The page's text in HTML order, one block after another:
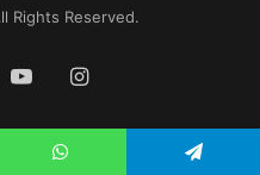
Rights Reserved.
YouTubeInstagram